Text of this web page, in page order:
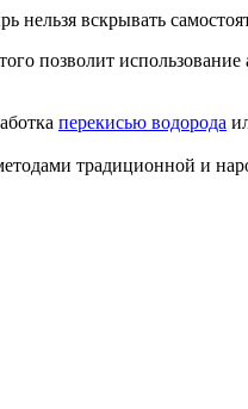
нельзя вскрывать
позволит
перекисью водорода
традиционной и